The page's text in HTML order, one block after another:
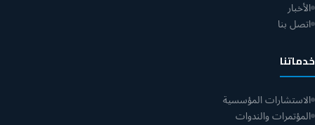
الأخبار
اتصل بنا
خدماتنا
الاستشارات المؤسسية
المؤتمرات والندوات